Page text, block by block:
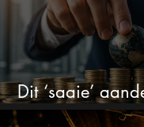
Dit ‘saaie’
bizar veel winst